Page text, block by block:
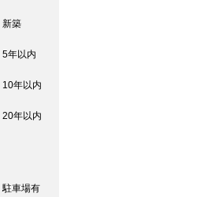
新築
5年以内
10年以内
20年以内
駐車場有